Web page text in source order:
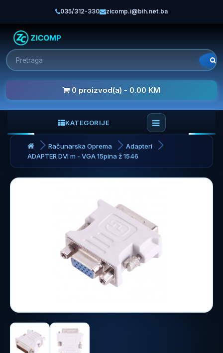
035/312-330 zicomp.i@bih.net.ba
0 proizvod(a) - 0.00 KM
KATEGORIJE
Računarska Oprema
Adapteri
ADAPTER DVI m - VGA 15pina ž 1546